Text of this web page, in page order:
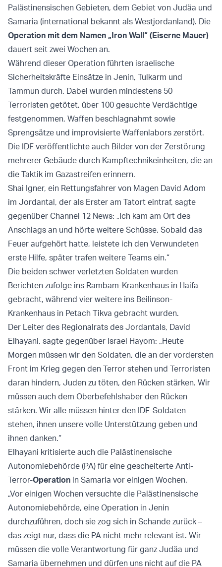
Palästinensischen Gebieten, dem Gebiet von Judäa und
Samaria (international bekannt als Westjordanland). Die
Operation mit dem Namen „Iron Wall“ (Eiserne Mauer)
dauert seit zwei Wochen an.
Während dieser Operation führten israelische
Sicherheitskräfte Einsätze in Jenin, Tulkarm und
Tammun durch. Dabei wurden mindestens 50
Terroristen getötet, über 100 gesuchte Verdächtige
festgenommen, Waffen beschlagnahmt sowie
Sprengsätze und improvisierte Waffenlabors zerstört.
Die IDF veröffentlichte auch Bilder von der Zerstörung
mehrerer Gebäude durch Kampftechnikeinheiten, die an
die Taktik im Gazastreifen erinnern.
Shai Igner, ein Rettungsfahrer von Magen David Adom
im Jordantal, der als Erster am Tatort eintraf, sagte
gegenüber Channel 12 News: „Ich kam am Ort des
Anschlags an und hörte weitere Schüsse. Sobald das
Feuer aufgehört hatte, leistete ich den Verwundeten
erste Hilfe, später trafen weitere Teams ein.“
Die beiden schwer verletzten Soldaten wurden
Berichten zufolge ins Rambam-Krankenhaus in Haifa
gebracht, während vier weitere ins Beilinson-
Krankenhaus in Petach Tikva gebracht wurden.
Der Leiter des Regionalrats des Jordantals, David
Elhayani, sagte gegenüber Israel Hayom: „Heute
Morgen müssen wir den Soldaten, die an der vordersten
Front im Krieg gegen den Terror stehen und Terroristen
daran hindern, Juden zu töten, den Rücken stärken. Wir
müssen auch dem Oberbefehlshaber den Rücken
stärken. Wir alle müssen hinter den IDF-Soldaten
stehen, ihnen unsere volle Unterstützung geben und
ihnen danken.“
Elhayani kritisierte auch die Palästinensische
Autonomiebehörde (PA) für eine gescheiterte Anti-
Terror-Operation in Samaria vor einigen Wochen.
„Vor einigen Wochen versuchte die Palästinensische
Autonomiebehörde, eine Operation in Jenin
durchzuführen, doch sie zog sich in Schande zurück –
das zeigt nur, dass die PA nicht mehr relevant ist. Wir
müssen die volle Verantwortung für ganz Judäa und
Samaria übernehmen und dürfen uns nicht auf die PA